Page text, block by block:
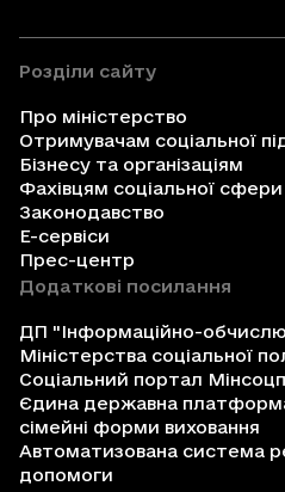
Розділи сайту
Про міністерство
Отримувачам соціальної
Бізнесу та організаціям
Фахівцям соціальної сфери
Законодавство
Е-сервіси
Прес-центр
Додаткові посилання
ДП "Інформаційно-
Міністерства соціальної
Соціальний портал
Єдина державна
сімейні форми виховання
Автоматизована система
допомоги